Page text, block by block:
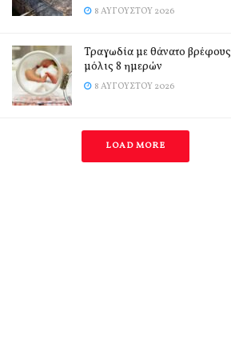
8 ΑΥΓΟΎΣΤΟΥ 2026
Τραγωδία με θάνατο βρέφους
μόλις 8 ημερών
8 ΑΥΓΟΎΣΤΟΥ 2026
LOAD MORE